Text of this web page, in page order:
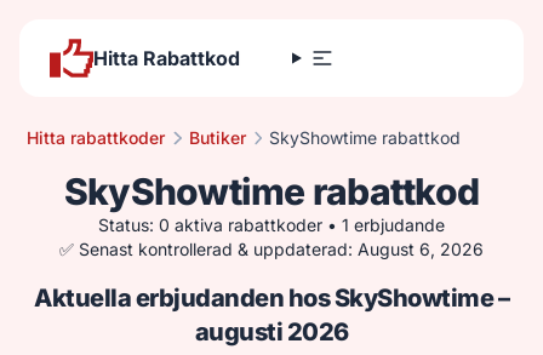
Hitta Rabattkod
Hitta rabattkoder Butiker SkyShowtime rabattkod
SkyShowtime rabattkod
Status: 0 aktiva rabattkoder • 1 erbjudande
✅ Senast kontrollerad & uppdaterad: August 6, 2026
Aktuella erbjudanden hos SkyShowtime –
augusti 2026